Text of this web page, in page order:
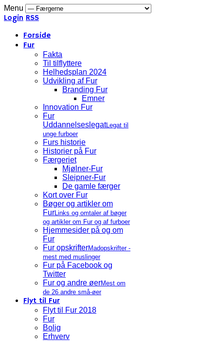
Menu
Login RSS
Forside
Fur
Fakta
Til tilflyttere
Helhedsplan 2024
Udvikling af Fur
Branding Fur
Emner
Innovation Fur
Fur
UddannelseslegatLegat til
unge furboer
Furs historie
Historier på Fur
Færgeriet
Mjølner-Fur
Sleipner-Fur
De gamle færger
Kort over Fur
Bøger og artikler om
FurLinks og omtaler af bøger
og artikler om Fur og af furboer
Hjemmesider på og om
Fur
Fur opskrifterMadopskrifter -
mest med muslinger
Fur på Facebook og
Twitter
Fur og andre øerMest om
de 26 andre små-øer
Flyt til Fur
Flyt til Fur 2018
Fur
Bolig
Erhverv